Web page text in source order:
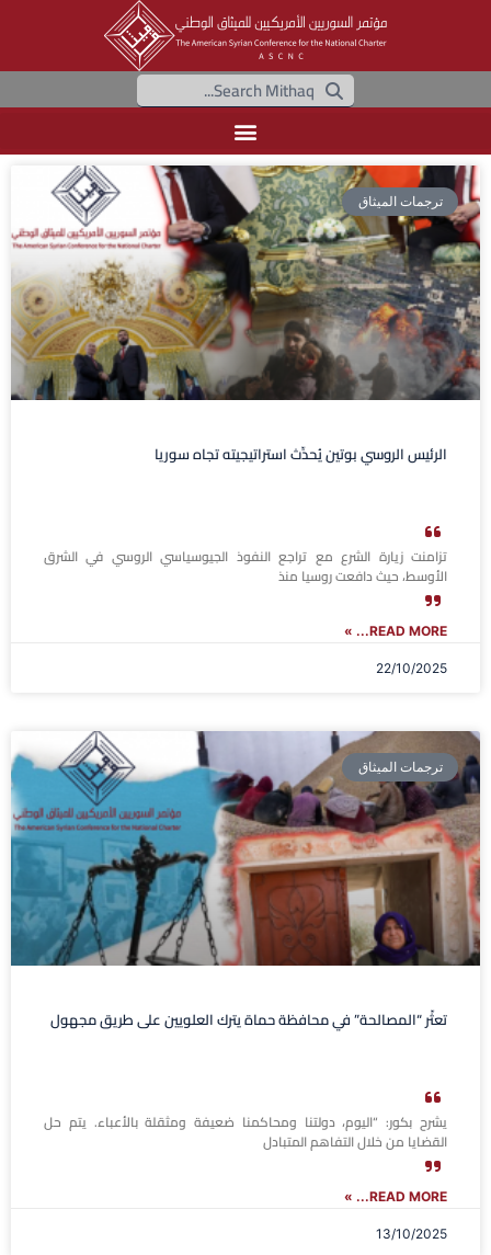
ترجمات الميثاق
الرئيس الروسي بوتين يُحدِّث استراتيجيته تجاه سوريا
تزامنت زيارة الشرع مع تراجع النفوذ الجيوسياسي الروسي في الشرق
الأوسط، حيث دافعت روسيا منذ
READ MORE... »
22/10/2025
ترجمات الميثاق
تعثّر “المصالحة” في محافظة حماة يترك العلويين على طريق مجهول
يشرح بكور: “اليوم، دولتنا ومحاكمنا ضعيفة ومثقلة بالأعباء. يتم حل
القضايا من خلال التفاهم المتبادل
READ MORE... »
13/10/2025